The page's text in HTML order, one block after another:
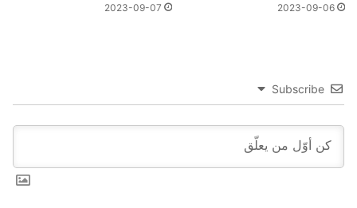
2023-09-06
2023-09-07
Subscribe